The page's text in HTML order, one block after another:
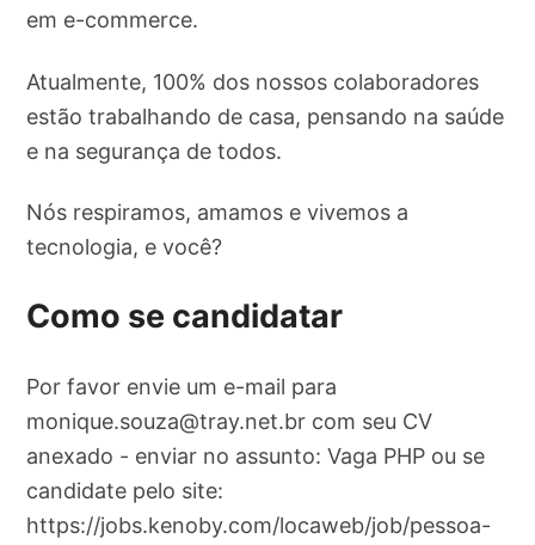
em e-commerce.
Atualmente, 100% dos nossos colaboradores
estão trabalhando de casa, pensando na saúde
e na segurança de todos.
Nós respiramos, amamos e vivemos a
tecnologia, e você?
Como se candidatar
Por favor envie um e-mail para
monique.souza@tray.net.br com seu CV
anexado - enviar no assunto: Vaga PHP ou se
candidate pelo site:
https://jobs.kenoby.com/locaweb/job/pessoa-